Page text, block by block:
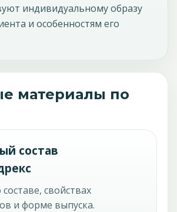
индивидуальному образу
и особенностям его
материалы по
состав
свойствах
и форме выпуска.